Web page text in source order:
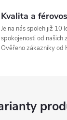
Kvalita a
Je na nás spoleh již 10
spokojenosti od našich
Ověřeno zákazníky od